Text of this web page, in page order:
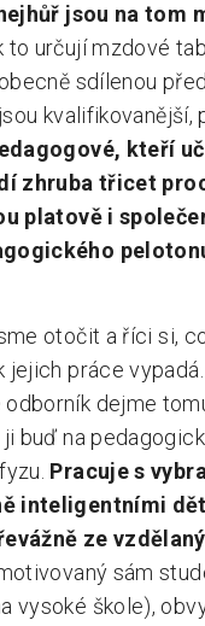
jsou na tom
to určují mzdové
sdílenou
kvalifikovanější,
kteří
zhruba třicet
platově i
otočit a říci si,
jejich práce vypadá.
odborník dejme
buď na
Pracuje s
inteligentními
ze
sám
vysoké škole),